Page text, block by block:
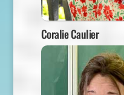
Coralie Caulier